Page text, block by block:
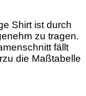
Shirt ist durch
zu tragen.
fällt
die Maßtabelle